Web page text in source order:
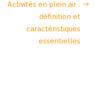
Activités en plein air :
définition et
caractéristiques
essentielles